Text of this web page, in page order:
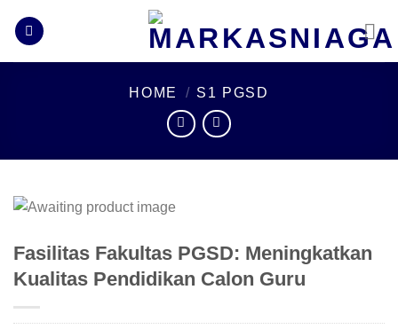
HOME / S1 PGSD
Fasilitas Fakultas PGSD: Meningkatkan
Kualitas Pendidikan Calon Guru